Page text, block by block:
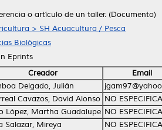
o artículo de un taller. (Documento)
> SH Acuacultura / Pesca
Biológicas
Eprints
Creador
Email
Delgado, Julián
Cavazos, David Alonso NO
López, Martha Guadalupe NO
Salazar, Mireya
NO